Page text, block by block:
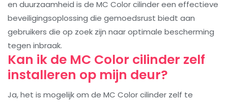
en duurzaamheid is de MC Color cilinder een effectieve
beveiligingsoplossing die gemoedsrust biedt aan
gebruikers die op zoek zijn naar optimale bescherming
tegen inbraak.
Kan ik de MC Color cilinder zelf
installeren op mijn deur?
Ja, het is mogelijk om de MC Color cilinder zelf te